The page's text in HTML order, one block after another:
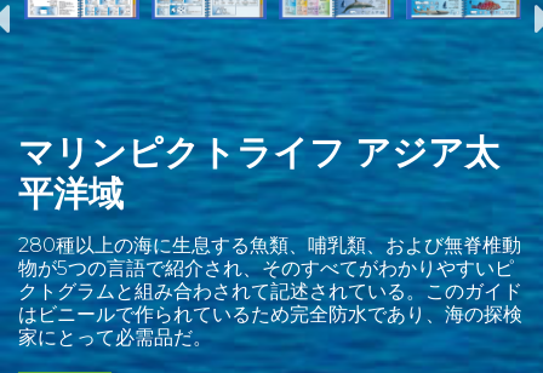
マリンピクトライフ アジア太
平洋域
280種以上の海に生息する魚類、哺乳類、および無脊椎動
物が5つの言語で紹介され、そのすべてがわかりやすいピ
クトグラムと組み合わされて記述されている。このガイド
はビニールで作られているため完全防水であり、海の探検
家にとって必需品だ。